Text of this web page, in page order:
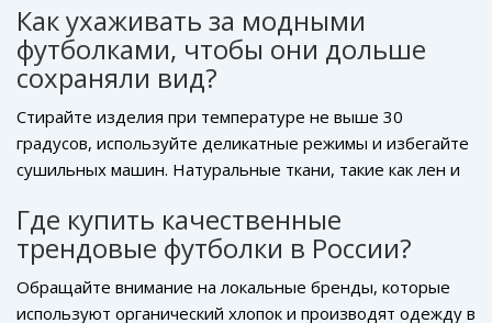
обувью на массивной подошве, чтобы создать
визуальный вес внизу.
Как ухаживать за модными
футболками, чтобы они дольше
сохраняли вид?
Стирайте изделия при температуре не выше 30
градусов, используйте деликатные режимы и избегайте
сушильных машин. Натуральные ткани, такие как лен и
горизонтальной поверхности, чтобы сохранить форму
плеч и воротника.
Где купить качественные
трендовые футболки в России?
Обращайте внимание на локальные бренды, которые
используют органический хлопок и производят одежду в